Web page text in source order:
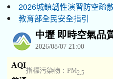
2026城鎮韌性演習防空疏
教育部全民安全指引